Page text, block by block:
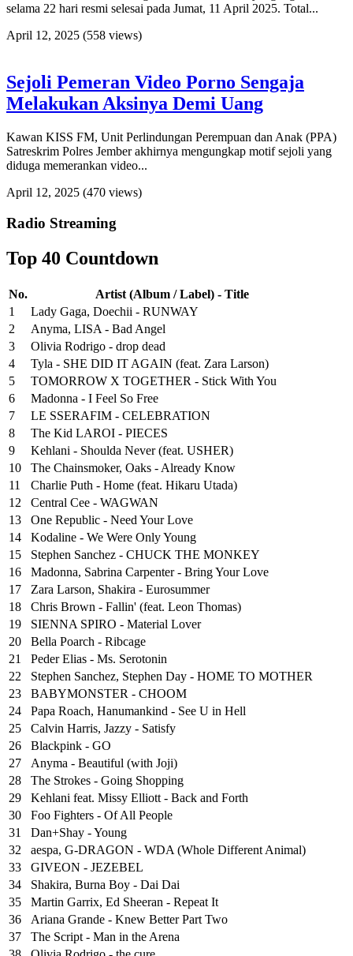
selama 22 hari resmi selesai pada Jumat, 11 April 2025. Total...
April 12, 2025 (558 views)
Sejoli Pemeran Video Porno Sengaja
Melakukan Aksinya Demi Uang
Kawan KISS FM, Unit Perlindungan Perempuan dan Anak (PPA)
Satreskrim Polres Jember akhirnya mengungkap motif sejoli yang
diduga memerankan video...
April 12, 2025 (470 views)
Radio Streaming
Top 40 Countdown
No.
Artist (Album / Label) - Title
1
Lady Gaga, Doechii - RUNWAY
2
Anyma, LISA - Bad Angel
3
Olivia Rodrigo - drop dead
4
Tyla - SHE DID IT AGAIN (feat. Zara Larson)
5
TOMORROW X TOGETHER - Stick With You
6
Madonna - I Feel So Free
7
LE SSERAFIM - CELEBRATION
8
The Kid LAROI - PIECES
9
Kehlani - Shoulda Never (feat. USHER)
10
The Chainsmoker, Oaks - Already Know
11
Charlie Puth - Home (feat. Hikaru Utada)
12
Central Cee - WAGWAN
13
One Republic - Need Your Love
14
Kodaline - We Were Only Young
15
Stephen Sanchez - CHUCK THE MONKEY
16
Madonna, Sabrina Carpenter - Bring Your Love
17
Zara Larson, Shakira - Eurosummer
18
Chris Brown - Fallin' (feat. Leon Thomas)
19
SIENNA SPIRO - Material Lover
20
Bella Poarch - Ribcage
21
Peder Elias - Ms. Serotonin
22
Stephen Sanchez, Stephen Day - HOME TO MOTHER
23
BABYMONSTER - CHOOM
24
Papa Roach, Hanumankind - See U in Hell
25
⁠Calvin Harris, Jazzy - Satisfy
26
Blackpink - GO
27
Anyma - Beautiful (with Joji)
28
The Strokes - Going Shopping
29
Kehlani feat. Missy Elliott - Back and Forth
30
Foo Fighters - Of All People
31
Dan+Shay - Young
32
aespa, G-DRAGON - WDA (Whole Different Animal)
33
GIVEON - JEZEBEL
34
Shakira, Burna Boy - Dai Dai
35
Martin Garrix, Ed Sheeran - Repeat It
36
Ariana Grande - Knew Better Part Two
37
The Script - Man in the Arena